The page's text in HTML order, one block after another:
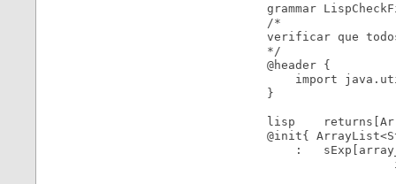
grammar
/*
verificar que
*/
@header {
import
}
lisp
@init{
: